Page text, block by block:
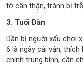
tờ cẩn thận, tránh bị
3. Tuổi Dần
Dần bị người xấu chơi
6 là ngày cải vận,
chính trung bình, cần